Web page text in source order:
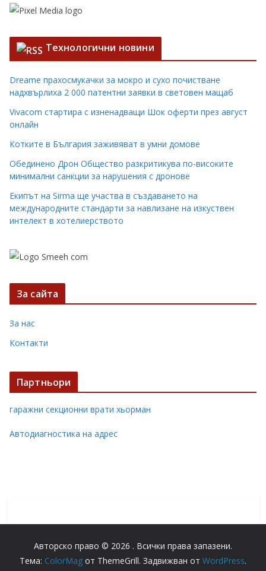
Технологични новини
Dreame прахосмукачки за мокро и сухо почистване
надхвърлиха 2 000 патентни заявки в световен мащаб
Vivacom стартира с изненадващи Шок оферти през август
онлайн
Котките в България заживяват в умни домове
Обединено Дрон Общество разкритикува по-високите
минимални санкции за нарушения с дронове
Екипът на Sirma ще участва в създаването на
международните стандарти за навлизане на изкуствен
интелект в хотелиерството
За сайта
За нас
Контакти
Партньори
гаражни секционни врати хьорман
Автодиагностика на адрес
Авторско право © 2026 . Всички права запазени.
Тема: ColorMag от ThemeGrill. Задвижван от WordPress.